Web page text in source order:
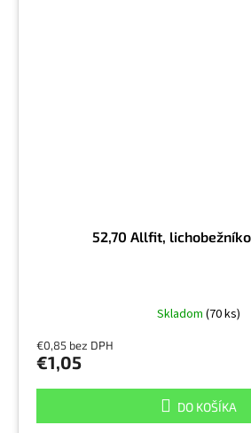
52,70 Allfit,
Skladom (70 ks)
€0,85 bez DPH
€1,05
DO KOŠÍKA